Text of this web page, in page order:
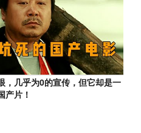
，几乎为0的宣传，但它却是一
产片！